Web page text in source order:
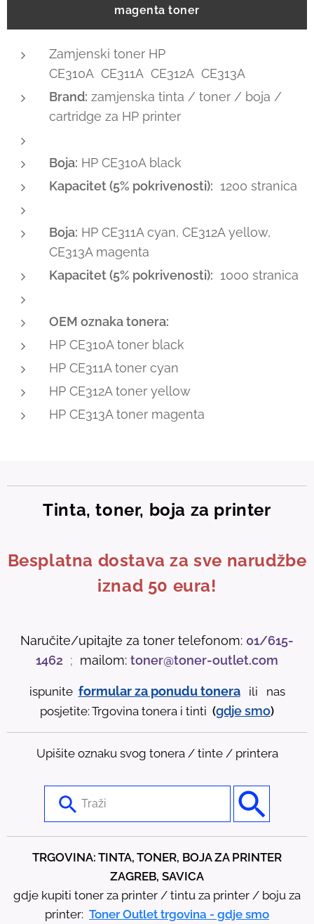
magenta toner
Zamjenski toner HP
CE310A CE311A CE312A CE313A
Brand: zamjenska tinta / toner / boja /
cartridge za HP printer
Boja: HP CE310A black
Kapacitet (5% pokrivenosti): 1200 stranica
Boja: HP CE311A cyan, CE312A yellow,
CE313A magenta
Kapacitet (5% pokrivenosti): 1000 stranica
OEM oznaka tonera:
HP CE310A toner black
HP CE311A toner cyan
HP CE312A toner yellow
HP CE313A toner magenta
Tinta, toner, boja za printer
Besplatna dostava za sve narudžbe
iznad 50 eura!
Naručite/upitajte za toner telefonom: 01/615-
1462 ; mailom: toner@toner-outlet.com
ispunite formular za ponudu tonera
ili nas
posjetite: Trgovina tonera i tinti (gdjesmo)
Upišite oznaku svog tonera / tinte / printera
t
TRGOVINA: TINTA, TONER, BOJA ZA PRINTER
ZAGREB, SAVICA
gdje kupiti toner za printer / tintu za printer / boju za
printer: Toner Outlet trgovina - gdje smo